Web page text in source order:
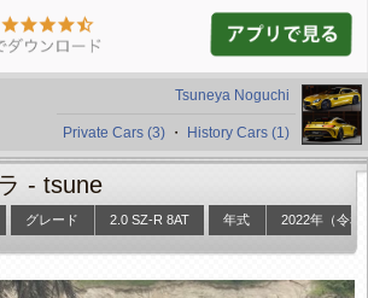
Tsuneya Noguchi
Private Cars (3) ・ History Cars (1)
-tsune
グレード 2.0 SZ-R 8AT 年式 2022年（令和